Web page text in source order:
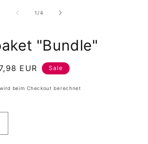
1 /von
4
"Bundle"
EUR Sale
wird beim Checkout berechnet